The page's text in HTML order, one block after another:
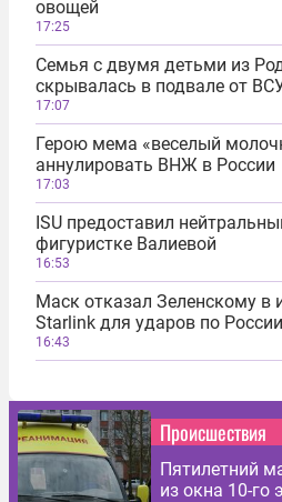
овощей
17:25
Семья с двумя детьми из
скрывалась в подвале от
17:07
Герою мема «веселый
аннулировать ВНЖ в России
17:03
ISU предоставил
фигуристке Валиевой
16:53
Маск отказал Зеленскому в
Starlink для ударов по
16:43
Происшествия
Пятилетний
из окна 10-го